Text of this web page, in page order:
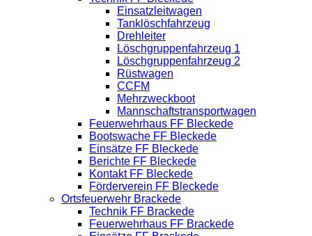
Einsatzleitwagen
Tanklöschfahrzeug
Drehleiter
Löschgruppenfahrzeug 1
Löschgruppenfahrzeug 2
Rüstwagen
CCFM
Mehrzweckboot
Mannschaftstransportwagen
Feuerwehrhaus FF Bleckede
Bootswache FF Bleckede
Einsätze FF Bleckede
Berichte FF Bleckede
Kontakt FF Bleckede
Förderverein FF Bleckede
Ortsfeuerwehr Brackede
Technik FF Brackede
Feuerwehrhaus FF Brackede